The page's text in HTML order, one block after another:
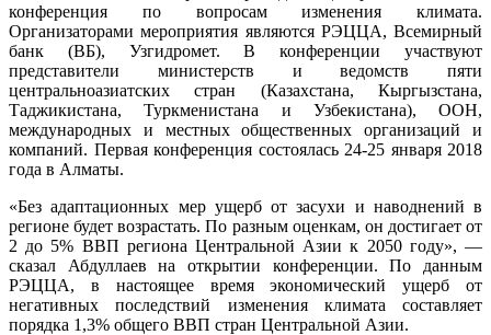
конференция по вопросам изменения климата.
Организаторами мероприятия являются РЭЦЦА, Всемирный
банк (ВБ), Узгидромет. В конференции участвуют
представители министерств и ведомств пяти
центральноазиатских стран (Казахстана, Кыргызстана,
Таджикистана, Туркменистана и Узбекистана), ООН,
международных и местных общественных организаций и
компаний. Первая конференция состоялась 24-25 января 2018
года в Алматы.
«Без адаптационных мер ущерб от засухи и наводнений в
регионе будет возрастать. По разным оценкам, он достигает от
2 до 5% ВВП региона Центральной Азии к 2050 году», —
сказал Абдуллаев на открытии конференции. По данным
РЭЦЦА, в настоящее время экономический ущерб от
негативных последствий изменения климата составляет
порядка 1,3% общего ВВП стран Центральной Азии.